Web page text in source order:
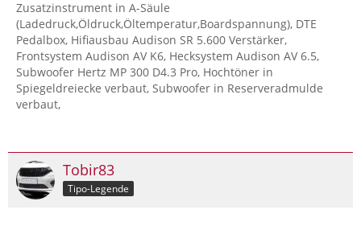
Zusatzinstrument in A-Säule
(Ladedruck,Öldruck,Öltemperatur,Boardspannung), DTE
Pedalbox, Hifiausbau Audison SR 5.600 Verstärker,
Frontsystem Audison AV K6, Hecksystem Audison AV 6.5,
Subwoofer Hertz MP 300 D4.3 Pro, Hochtöner in
Spiegeldreiecke verbaut, Subwoofer in Reserveradmulde
verbaut,
Tobir83
Tipo-Legende